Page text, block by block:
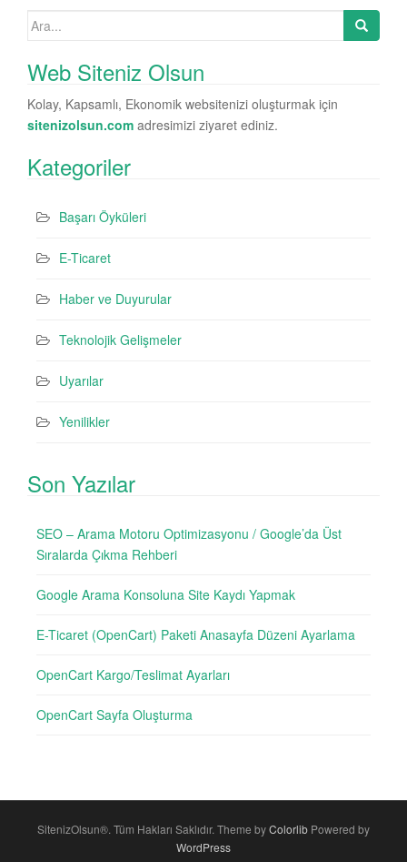
Search for:
Web Siteniz Olsun
Kolay, Kapsamlı, Ekonomik websitenizi oluşturmak için
sitenizolsun.com adresimizi ziyaret ediniz.
Kategoriler
Başarı Öyküleri
E-Ticaret
Haber ve Duyurular
Teknolojik Gelişmeler
Uyarılar
Yenilikler
Son Yazılar
SEO – Arama Motoru Optimizasyonu / Google’da Üst
Sıralarda Çıkma Rehberi
Google Arama Konsoluna Site Kaydı Yapmak
E-Ticaret (OpenCart) Paketi Anasayfa Düzeni Ayarlama
OpenCart Kargo/Teslimat Ayarları
OpenCart Sayfa Oluşturma
SitenizOlsun®. Tüm Hakları Saklıdır. Theme byColorlib Powered by
WordPress